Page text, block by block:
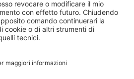
Edi.Ermes srl
21 - 20134, Milano
eeinfo@eenet.it
ORARI
navigazione